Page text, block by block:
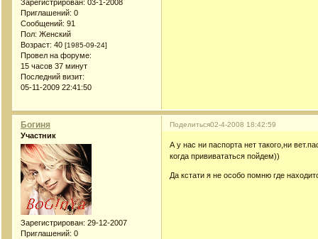
Зарегистрирован: 03-1-2008
Приглашений: 0
Сообщений: 91
Пол: Женский
Возраст: 40 [1985-09-24]
Провел на форуме:
15 часов 37 минут
Последний визит:
05-11-2009 22:41:50
Поделиться02-4-2008 18:42:59
Богиня
Участник
Зарегистрирован: 29-12-2007
Приглашений: 0
А у нас ни паспорта нет такого,ни
когда прививататься пойдем))
Да кстати я не особо помню где